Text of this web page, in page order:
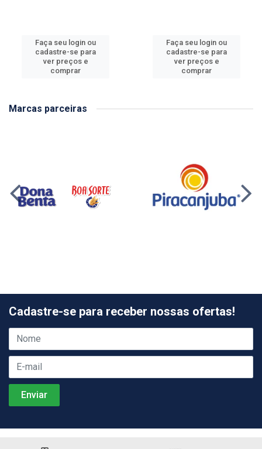
Faça seu login ou
cadastre-se para
ver preços e
comprar
Faça seu login ou
cadastre-se para
ver preços e
comprar
Marcas parceiras
Cadastre-se para receber nossas ofertas!